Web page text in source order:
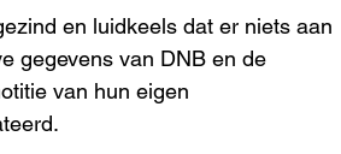
en luidkeels dat er niets aan
gegevens van DNB en de
van hun eigen